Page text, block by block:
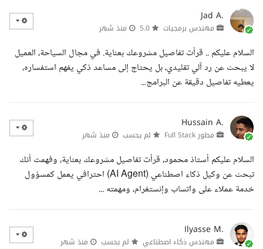
Jad A.
مهندس برمجيات منذ شهر
السلام عليكم .. قرأت تفاصيل مشروعك بعناية. في مجال السياحة، العميل
لا يبحث عن رد آلي تقليدي، بل يحتاج إلى مساعد ذكي يفهم استفساره،
يعطيه تفاصيل دقيقة عن البرامج...
Hussain A.
مطور Full Stack لم يحسب منذ شهر
السلام عليكم أستاذ محمود، قرأت تفاصيل مشروعك بعناية، وفهمت أنك
تبحث عن وكيل ذكاء اصطناعي (AI Agent) احترافي يعمل كمسؤول
خدمة عملاء على واتساب وإنستغرام، ومهمته ...
Ilyasse M.
مهندس ذكاء اصطناعي لم يحسب منذ شهر